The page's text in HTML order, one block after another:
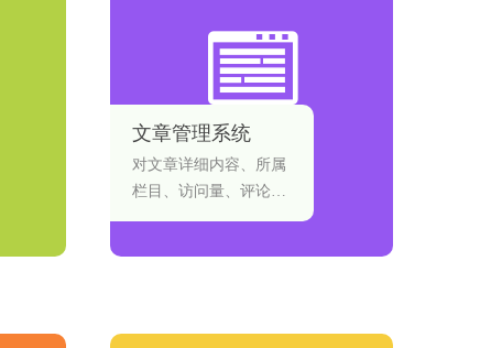
文章管理系统
对文章详细内容、所属
栏目、访问量、评论、
分享操作、底部菜单、